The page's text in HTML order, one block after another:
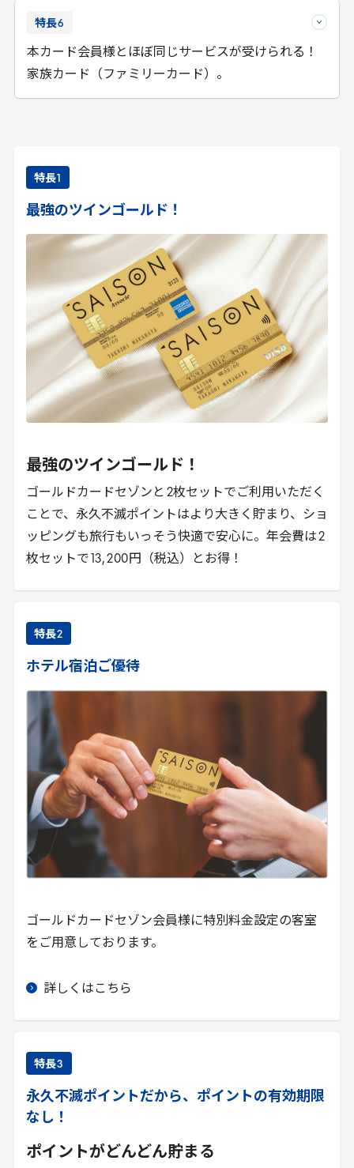
特長6
本カード会員様とほぼ同じサービスが受けられる！
家族カード（ファミリーカード）。
特長1
最強のツインゴールド！
最強のツインゴールド！
ゴールドカードセゾンと 2枚セットでご利用いただく
ことで、永久不滅ポイントはより大きく貯まり、ショ
ッピングも旅行もいっそう快適で安心に。年会費は2
枚セットで 13,200円（税込）とお得！
特長2
ホテル宿泊ご優待
ゴールドカードセゾン会員様に特別料金設定の客室
をご用意しております。
詳しくはこちら
特長3
永久不滅ポイントだから、ポイントの有効期限
なし！
ポイントがどんどん貯まる